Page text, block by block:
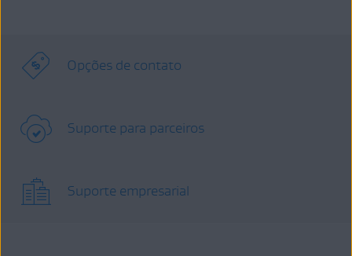
Opções de contato
Suporte para parceiros
Suporte empresarial